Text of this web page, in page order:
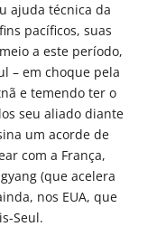
ajuda técnica da
pacíficos, suas
a este período,
– em choque pela
e temendo ter o
seu aliado diante
um acorde de
com a França,
(que acelera
nos EUA, que
Seul.